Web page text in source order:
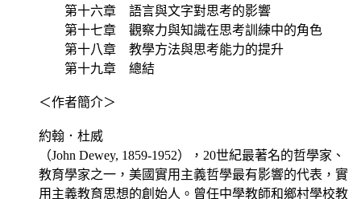
第十六章 語言與文字對思考的影響
第十七章 觀察力與知識在思考訓練中的角色
第十八章 教學方法與思考能力的提升
第十九章 總結
＜作者簡介＞
約翰．杜威
（John Dewey, 1859-1952），20世紀最著名的哲學家、
教育學家之一，美國實用主義哲學最有影響的代表，實
用主義教育思想的創始人。曾任中學教師和鄉村學校教